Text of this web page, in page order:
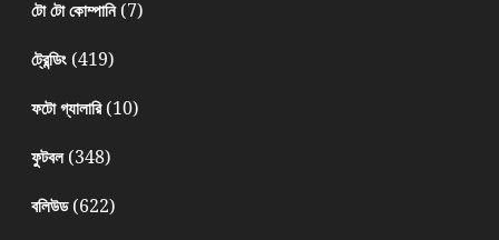
টো টো কোম্পানি(7)
ট্রেন্ডিং(419)
ফটো গ্যালারি(10)
ফুটবল(348)
বলিউড(622)